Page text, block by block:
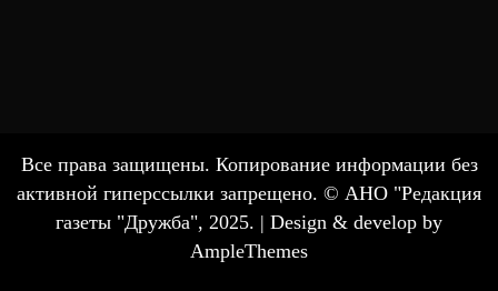
Все права защищены. Копирование информации без
активной гиперссылки запрещено. © АНО "Редакция
газеты "Дружба", 2025. | Design & develop by
AmpleThemes